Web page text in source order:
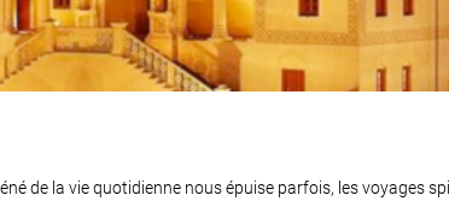
de la vie quotidienne nous épuise parfois, les voyages